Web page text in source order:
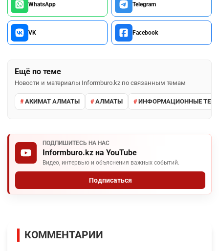
WhatsApp Telegram
VK Facebook
Ещё по теме
Новости и материалы Informburo.kz по связанным темам
АКИМАТ АЛМАТЫ АЛМАТЫ ИНФОРМАЦИОННЫЕ
ПОДПИШИТЕСЬ НА НАС
Informburo.kz на YouTube
Видео, интервью и объяснения важных событий.
Подписаться
КОММЕНТАРИИ